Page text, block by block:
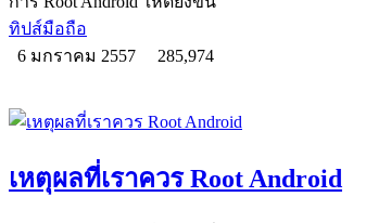
ทิปส์มือถือ
6 มกราคม 2557
285,974
เหตุผลที่เราควร Root Android